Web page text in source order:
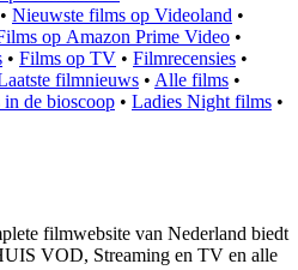
• Nieuwste films op Videoland •
op Amazon Prime Video •
• Films op TV • Filmrecensies •
filmnieuws • Alle films •
de bioscoop • Ladies Night films •
filmwebsite van Nederland biedt
VOD, Streaming en TV en alle